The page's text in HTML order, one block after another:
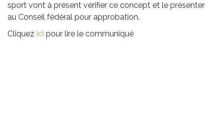
sport vont à présent vérifier ce concept et le présenter
au Conseil fédéral pour approbation.
Cliquez ici pour lire le communiqué